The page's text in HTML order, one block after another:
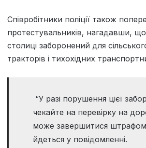
Співробітники поліції також
протестувальників, нагадавши, що
столиці заборонений для
тракторів і тихохідних
“У разі порушення цієї
чекайте на перевірку на
може завершитися
йдеться у повідомленні.